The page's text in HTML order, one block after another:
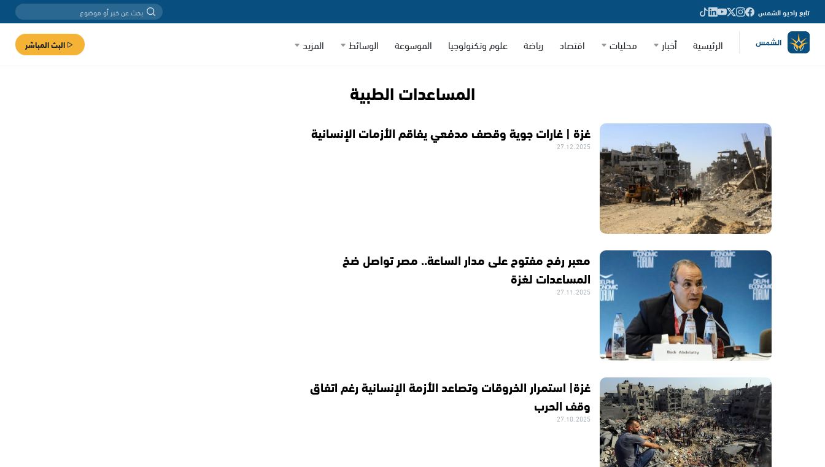
تابع راديو الشمس
الرئيسية أخبار محليات اقتصاد رياضة علوم وتكنولوجيا الموسوعة الوسائط المزيد البث المباشر
المساعدات الطبية
غزة | غارات جوية وقصف مدفعي يفاقم الأزمات الإنسانية
27.12.2025
معبر رفح مفتوح على مدار الساعة.. مصر تواصل ضخ
المساعدات لغزة
27.11.2025
غزة| استمرار الخروقات وتصاعد الأزمة الإنسانية رغم اتفاق
وقف الحرب
27.10.2025